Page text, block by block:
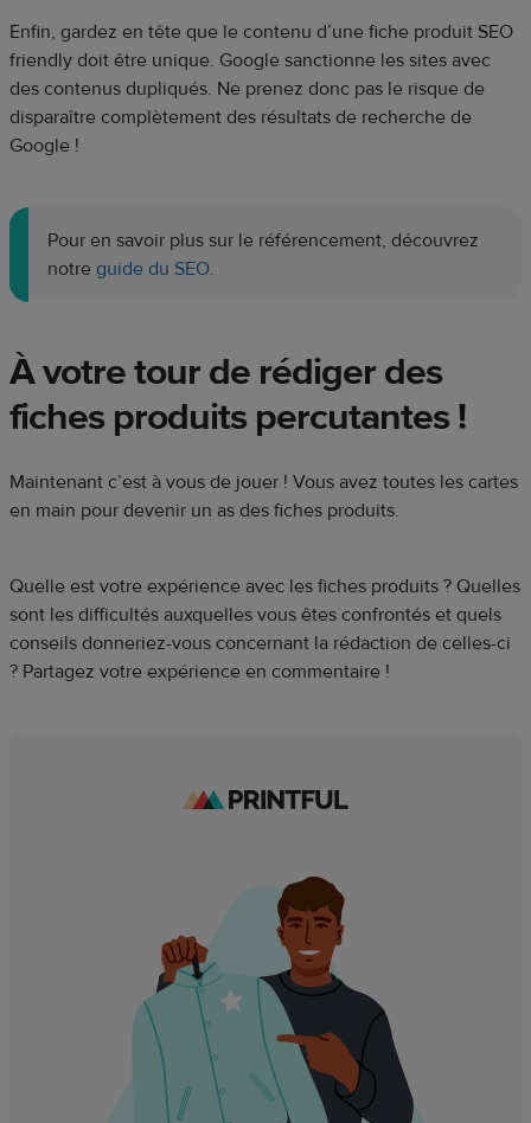
Enfin, gardez en tête que le contenu d’une fiche produit SEO
friendly doit être unique. Google sanctionne les sites avec
des contenus dupliqués. Ne prenez donc pas le risque de
disparaître complètement des résultats de recherche de
Google !
Pour en savoir plus sur le référencement, découvrez
notre guide du SEO.
À votre tour de rédiger des
fiches produits percutantes !
Maintenant c’est à vous de jouer ! Vous avez toutes les cartes
en main pour devenir un as des fiches produits.
Quelle est votre expérience avec les fiches produits ? Quelles
sont les difficultés auxquelles vous êtes confrontés et quels
conseils donneriez-vous concernant la rédaction de celles-ci
? Partagez votre expérience en commentaire !